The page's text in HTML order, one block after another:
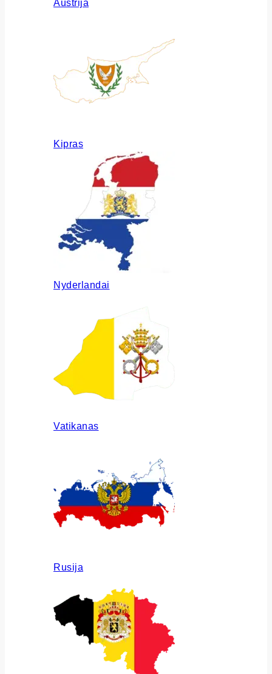
Austrija
Kipras
Nyderlandai
Vatikanas
Rusija